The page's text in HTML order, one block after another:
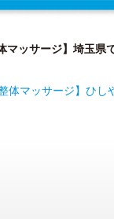
マッサージ】埼玉県